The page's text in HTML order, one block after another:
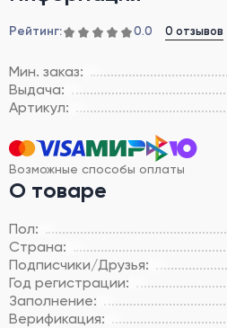
Рейтинг: 0.0 0 отзывов
Мин. заказ:
Выдача:
Артикул:
Возможные способы оплаты
О товаре
Пол:
Страна:
Подписчики/Друзья:
Год регистрации:
Заполнение:
Верификация: